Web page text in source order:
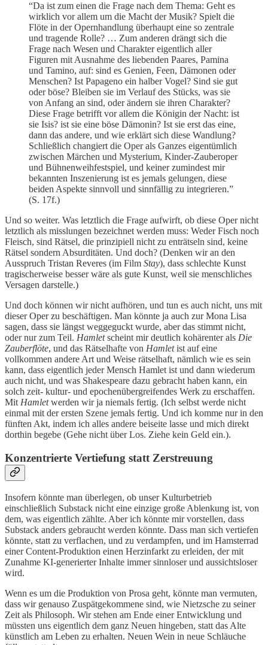
“Da ist zum einen die Frage nach dem Thema: Geht es
wirklich vor allem um die Macht der Musik? Spielt die
Flöte in der Opernhandlung überhaupt eine so zentrale
und tragende Rolle? … Zum anderen drängt sich die
Frage nach Wesen und Charakter eigentlich aller
Figuren mit Ausnahme des liebenden Paares, Pamina
und Tamino, auf: sind es Genien, Feen, Dämonen oder
Menschen? Ist Papageno ein halber Vogel? Sind sie gut
oder böse? Bleiben sie im Verlauf des Stücks, was sie
von Anfang an sind, oder ändern sie ihren Charakter?
Diese Frage betrifft vor allem die Königin der Nacht: ist
sie Isis? ist sie eine böse Dämonin? Ist sie erst das eine,
dann das andere, und wie erklärt sich diese Wandlung?
Schließlich changiert die Oper als Ganzes eigentümlich
zwischen Märchen und Mysterium, Kinder-Zauberoper
und Bühnenweihfestspiel, und keiner zumindest mir
bekannten Inszenierung ist es jemals gelungen, diese
beiden Aspekte sinnvoll und sinnfällig zu integrieren.”
(S. 17f.)
Und so weiter. Was letztlich die Frage aufwirft, ob diese Oper nicht
letztlich als misslungen bezeichnet werden muss: Weder Fisch noch
Fleisch, sind Rätsel, die prinzipiell nicht zu enträtseln sind, keine
Rätsel sondern Absurditäten. Und doch? (Denken wir an den
Ausspruch Tristan Reveres (im Film Stay), dass schlechte Kunst
tragischerweise besser wäre als gute Kunst, weil sie menschliches
Versagen darstelle.)
Und doch können wir nicht aufhören, und tun es auch nicht, uns mit
dieser Oper zu beschäftigen. Man könnte ja auch zur Mona Lisa
sagen, dass sie längst weggeguckt wurde, aber das stimmt nicht,
oder nur zum Teil. Hamletscheint mir deutlich kohärenter als Die
Zauberflöte, und das Rätselhafte von Hamletist auf eine
vollkommen andere Art und Weise rätselhaft, nämlich wie es sein
kann, dass eigentlich jeder Mensch Hamlet ist und dann wiederum
auch nicht, und was Shakespeare dazu gebracht haben kann, ein
solch zeit- kultur- und epochenübergreifendes Werk zu erschaffen.
Mit Hamletwerden wir ja niemals fertig. (Ich selbst werde nicht
einmal mit der ersten Szene jemals fertig. Und ich komme nur in den
fünften Akt, indem ich alles andere beiseite lasse und mich direkt
dorthin begebe (Gehe nicht über Los. Ziehe kein Geld ein.).
Konzentrierte Vertiefung statt Zerstreuung
Insofern könnte man überlegen, ob unser Kulturbetrieb
einschließlich Substack nicht eine einzige große Ablenkung ist, von
dem, was eigentlich zählte. Aber ich könnte mir vorstellen, dass
Substack anders gebraucht werden könnte. Dass man sich vertiefen
könnte, statt zu verflachen, und zu verdampfen, und im Hamsterrad
einer Content-Produktion einen Herzinfarkt zu erleiden, der mit
Zunahme KI-generierter Inhalte immer sinnloser und aussichtsloser
wird.
Wenn es um die Produktion von Prosa geht, könnte man vermuten,
dass wir genauso Zuspätgekommene sind, wie Nietzsche zu seiner
Zeit als Philosoph. Wir stehen am Ende einer Entwicklung und
müssten uns eigentlich dem ganz Neuen hingeben, statt das Alte
künstlich am Leben zu erhalten. Neuen Wein in neue Schläuche